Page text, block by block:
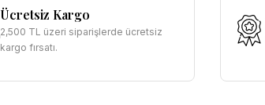
Ücretsiz Kargo
2,500 TL üzeri siparişlerde ücretsiz
kargo fırsatı.